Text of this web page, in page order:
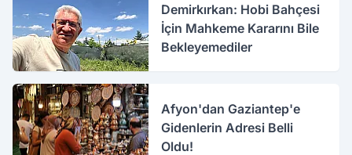
Demirkırkan: Hobi Bahçesi
İçin Mahkeme Kararını Bile
Bekleyemediler
Afyon'dan Gaziantep'e
Gidenlerin Adresi Belli
Oldu!